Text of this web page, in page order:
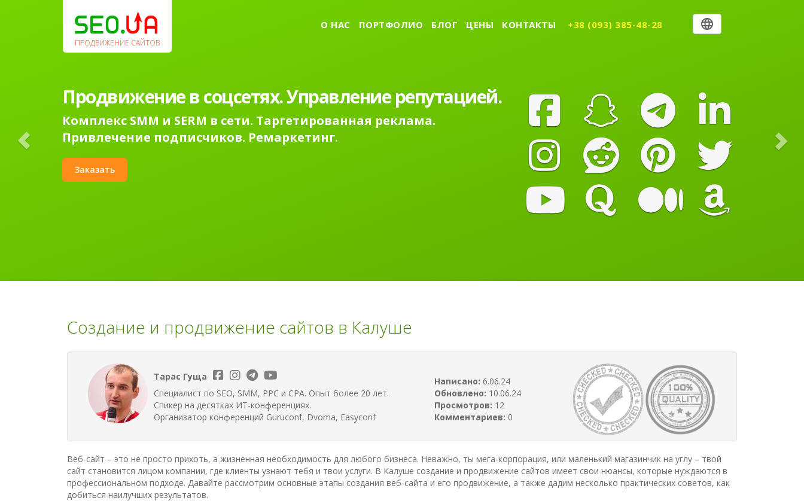
ПРОДВИЖЕНИЕ САЙТОВ
О НАС ПОРТФОЛИО БЛОГ ЦЕНЫ КОНТАКТЫ +38 (093) 385-48-28
Продвижение в соцсетях. Управление репутацией.
Комплекс SMM и SERM в сети. Таргетированная реклама.
Привлечение подписчиков. Ремаркетинг.
Заказать
Создание и продвижение сайтов в Калуше
Тарас Гуща
Специалист по SEO, SMM, PPC и CPA. Опыт более 20 лет.
Спикер на десятках ИТ-конференциях.
Организатор конференций Guruconf, Dvoma, Easyconf
Написано: 6.06.24
Обновлено: 10.06.24
Просмотров: 12
Комментариев: 0
Веб-сайт – это не просто прихоть, а жизненная необходимость для любого бизнеса. Неважно, ты мега-корпорация, или маленький магазинчик на углу – твой
сайт становится лицом компании, где клиенты узнают тебя и твои услуги. В Калуше создание и продвижение сайтов имеет свои нюансы, которые нуждаются в
профессиональном подходе. Давайте рассмотрим основные этапы создания веб-сайта и его продвижение, а также дадим несколько практических советов, как
добиться наилучших результатов.